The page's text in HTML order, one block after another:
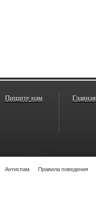
Пишите нам Главная
Антиспам Правила поведения